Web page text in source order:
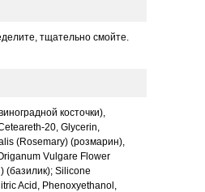
тщательно смойте.
косточки),
20, Glycerin,
(Rosemary) (розмарин),
Vulgare Flower
(базилик); Silicone
Acid, Phenoxyethanol,